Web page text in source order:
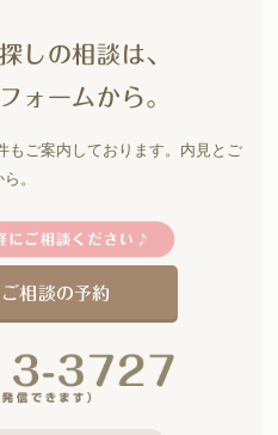
しの相談は、
ォームから。
ご案内しております。 内見とご
。
相談の予約